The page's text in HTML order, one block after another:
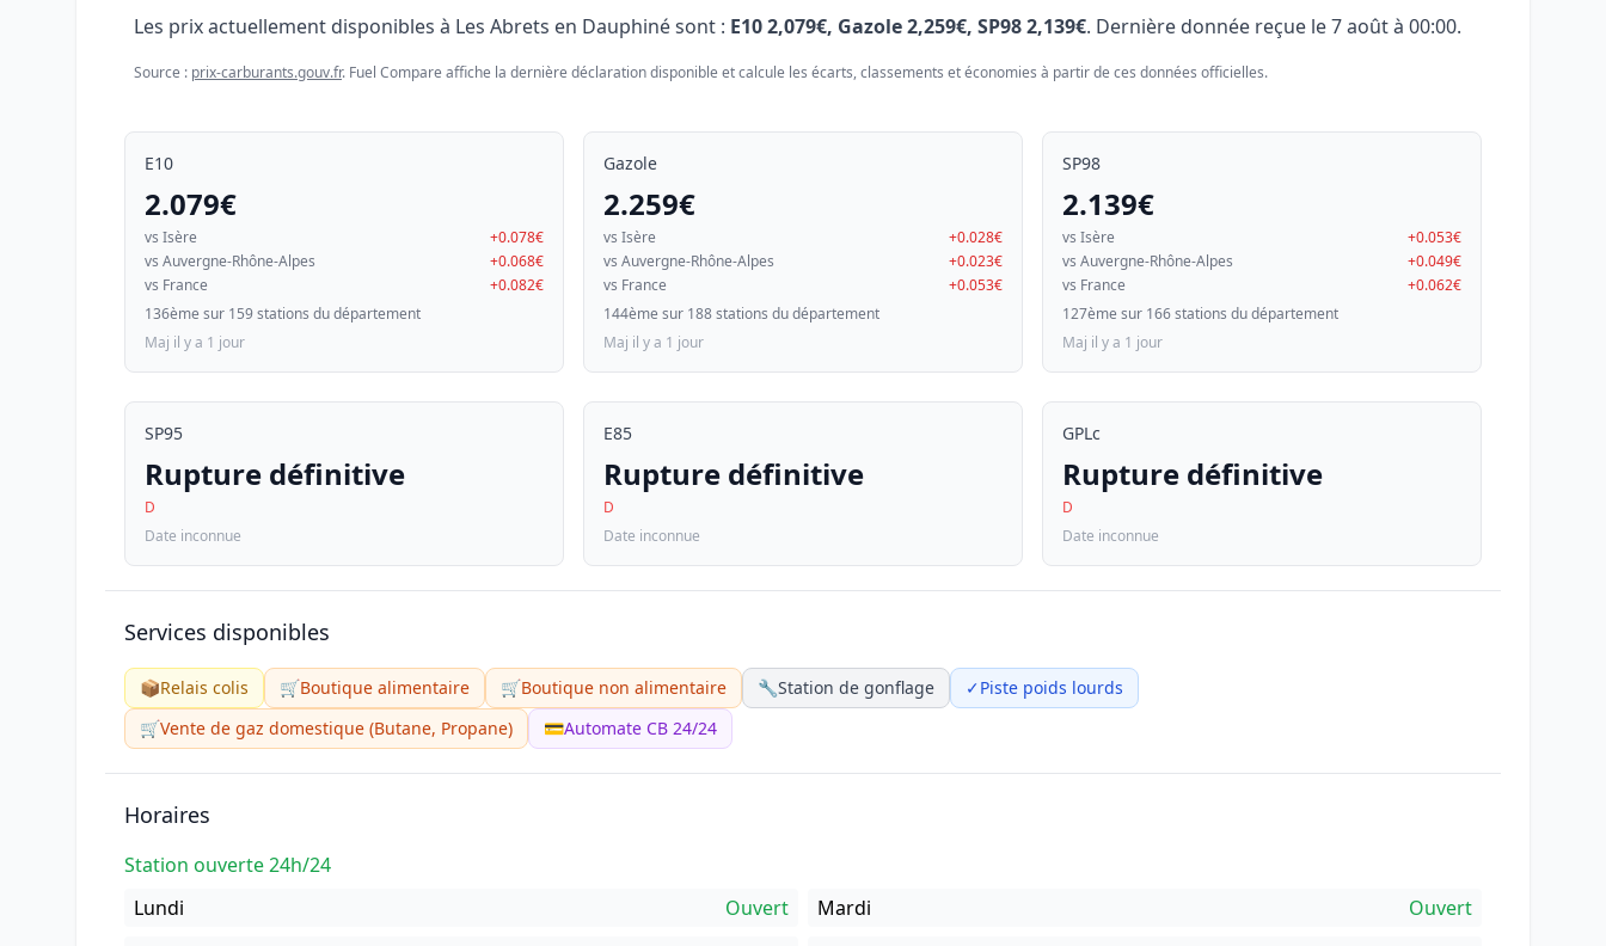
Les prix actuellement disponibles à Les Abrets en Dauphiné sont : E10 2,079€, Gazole 2,259€, SP98 2,139€. Dernière donnée reçue le7 août à 00:00.
Source : prix-carburants.gouv.fr. Fuel Compare affiche la dernière déclaration disponible et calcule les écarts, classements et économies à partir de ces données officielles.
E10
2.079€
vs Isère
+0.078€
vs Auvergne-Rhône-Alpes
+0.068€
vs France
+0.082€
136ème sur 159 stations du département
Maj il y a 1 jour
Gazole
2.259€
vs Isère
+0.028€
vs Auvergne-Rhône-Alpes
+0.023€
vs France
+0.053€
144ème sur 188 stations du département
Maj il y a 1 jour
SP98
2.139€
vs Isère
+0.053€
vs Auvergne-Rhône-Alpes
+0.049€
vs France
+0.062€
127ème sur 166 stations du département
Maj il y a 1 jour
SP95
Rupture définitive
D
Date inconnue
E85
Rupture définitive
D
Date inconnue
GPLc
Rupture définitive
D
Date inconnue
Services disponibles
📦Relais colis 🛒Boutique alimentaire 🛒Boutique non alimentaire 🔧Station de gonflage ✓Piste poids lourds
🛒Vente de gaz domestique (Butane, Propane) 💳Automate CB 24/24
Horaires
Station ouverte 24h/24
Lundi
Ouvert Mardi
Ouvert